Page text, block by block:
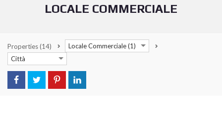
LOCALE COMMERCIALE
Properties(14)
Locale Commerciale (1)
Città